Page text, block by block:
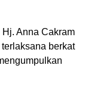
Anna Cakram
berkat